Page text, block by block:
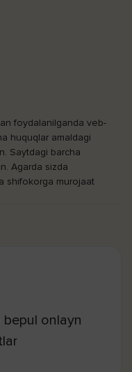
foydalanilganda veb-
huquqlar amaldagi
Saytdagi barcha
Agarda sizda
shifokorga murojaat
onlayn